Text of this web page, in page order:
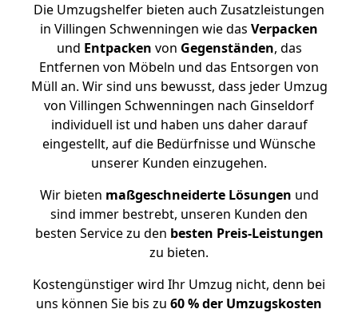
Die Umzugshelfer bieten auch Zusatzleistungen
in Villingen Schwenningen wie das Verpacken
und Entpacken von Gegenständen, das
Entfernen von Möbeln und das Entsorgen von
Müll an. Wir sind uns bewusst, dass jeder Umzug
von Villingen Schwenningen nach Ginseldorf
individuell ist und haben uns daher darauf
eingestellt, auf die Bedürfnisse und Wünsche
unserer Kunden einzugehen.
Wir bieten maßgeschneiderte Lösungen und
sind immer bestrebt, unseren Kunden den
besten Service zu den besten Preis-Leistungen
zu bieten.
Kostengünstiger wird Ihr Umzug nicht, denn bei
uns können Sie bis zu 60 % der Umzugskosten